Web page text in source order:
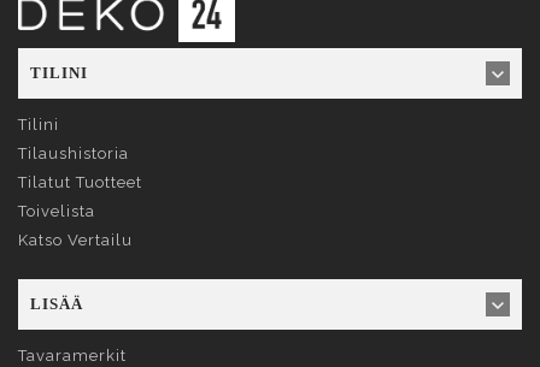
TILINI
Tilini
Tilaushistoria
Tilatut Tuotteet
Toivelista
Katso Vertailu
LISÄÄ
Tavaramerkit